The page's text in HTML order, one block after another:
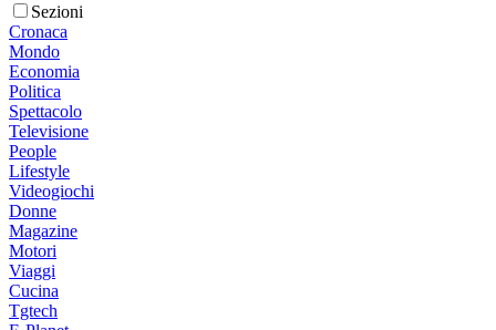
Sezioni
Cronaca
Mondo
Economia
Politica
Spettacolo
Televisione
People
Lifestyle
Videogiochi
Donne
Magazine
Motori
Viaggi
Cucina
Tgtech